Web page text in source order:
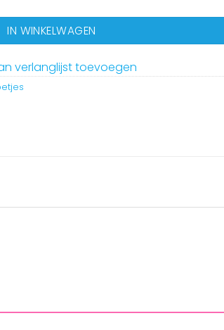
IN WINKELWAGEN
verlanglijst toevoegen